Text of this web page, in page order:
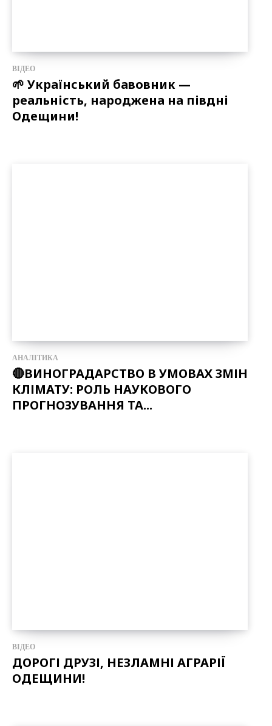
ВІДЕО
🌱 Український бавовник —
реальність, народжена на півдні
Одещини!
АНАЛІТИКА
🔴ВИНОГРАДАРСТВО В УМОВАХ ЗМІН
КЛІМАТУ: РОЛЬ НАУКОВОГО
ПРОГНОЗУВАННЯ ТА...
ВІДЕО
ДОРОГІ ДРУЗІ, НЕЗЛАМНІ АГРАРІЇ
ОДЕЩИНИ!